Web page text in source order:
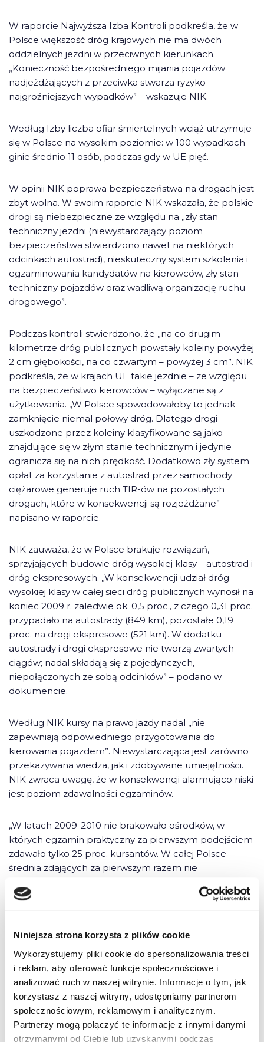
Niniejsza strona korzysta z plików cookie
Wykorzystujemy pliki cookie do spersonalizowania treści
i reklam, aby oferować funkcje społecznościowe i
analizować ruch w naszej witrynie. Informacje o tym, jak
korzystasz z naszej witryny, udostępniamy partnerom
społecznościowym, reklamowym i analitycznym.
Partnerzy mogą połączyć te informacje z innymi danymi
otrzymanymi od Ciebie lub uzyskanymi podczas
W raporcie Najwyższa Izba Kontroli podkreśla, że w
Polsce większość dróg krajowych nie ma dwóch
oddzielnych jezdni w przeciwnych kierunkach.
„Konieczność bezpośredniego mijania pojazdów
nadjeżdżających z przeciwka stwarza ryzyko
najgroźniejszych wypadków” – wskazuje NIK.
Według Izby liczba ofiar śmiertelnych wciąż utrzymuje
się w Polsce na wysokim poziomie: w 100 wypadkach
ginie średnio 11 osób, podczas gdy w UE pięć.
W opinii NIK poprawa bezpieczeństwa na drogach jest
zbyt wolna. W swoim raporcie NIK wskazała, że polskie
drogi są niebezpieczne ze względu na „zły stan
techniczny jezdni (niewystarczający poziom
bezpieczeństwa stwierdzono nawet na niektórych
odcinkach autostrad), nieskuteczny system szkolenia i
egzaminowania kandydatów na kierowców, zły stan
techniczny pojazdów oraz wadliwą organizację ruchu
drogowego”.
Podczas kontroli stwierdzono, że „na co drugim
kilometrze dróg publicznych powstały koleiny powyżej
2 cm głębokości, na co czwartym – powyżej 3 cm”. NIK
podkreśla, że w krajach UE takie jezdnie – ze względu
na bezpieczeństwo kierowców – wyłączane są z
użytkowania. „W Polsce spowodowałoby to jednak
zamknięcie niemal połowy dróg. Dlatego drogi
uszkodzone przez koleiny klasyfikowane są jako
znajdujące się w złym stanie technicznym i jedynie
ogranicza się na nich prędkość. Dodatkowo zły system
opłat za korzystanie z autostrad przez samochody
ciężarowe generuje ruch TIR-ów na pozostałych
drogach, które w konsekwencji są rozjeżdżane” –
napisano w raporcie.
NIK zauważa, że w Polsce brakuje rozwiązań,
sprzyjających budowie dróg wysokiej klasy – autostrad i
dróg ekspresowych. „W konsekwencji udział dróg
wysokiej klasy w całej sieci dróg publicznych wynosił na
koniec 2009 r. zaledwie ok. 0,5 proc., z czego 0,31 proc.
przypadało na autostrady (849 km), pozostałe 0,19
proc. na drogi ekspresowe (521 km). W dodatku
autostrady i drogi ekspresowe nie tworzą zwartych
ciągów; nadal składają się z pojedynczych,
niepołączonych ze sobą odcinków” – podano w
dokumencie.
Według NIK kursy na prawo jazdy nadal „nie
zapewniają odpowiedniego przygotowania do
kierowania pojazdem”. Niewystarczająca jest zarówno
przekazywana wiedza, jak i zdobywane umiejętności.
NIK zwraca uwagę, że w konsekwencji alarmująco niski
jest poziom zdawalności egzaminów.
„W latach 2009-2010 nie brakowało ośrodków, w
których egzamin praktyczny za pierwszym podejściem
zdawało tylko 25 proc. kursantów. W całej Polsce
średnia zdających za pierwszym razem nie
była Warszawa, gdzie średnia wyniosła 48 proc.).
Okazuje się jednak, że nawet przebrnięcie przez
umiejętności do bezpiecznego kierowania pojazdem. Z
danych Komendy Głównej Policji wynika, że aż 35 proc.
wypadków powodują osoby tuż po uzyskaniu prawa
jazdy” – wynika z raportu.
Ponadto NIK stwierdziła, że zarządcy dróg „lekceważą
swoje obowiązki: co czwarty nie sprawdza zgodności